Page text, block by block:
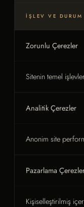
İŞLEV VE DURUM
Zorunlu Çerezler
Sitenin temel
Analitik Çerezler
Anonim site
Pazarlama
Kişiselleştirilmiş